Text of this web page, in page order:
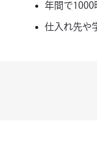
年間で1000
仕入れ先や